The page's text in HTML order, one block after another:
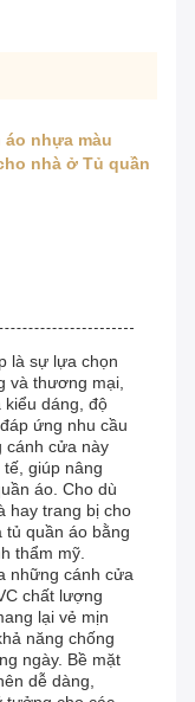
áo nhựa màu
nhà ở Tủ quần
là sự lựa chọn
và thương mại,
dáng, độ
ứng nhu cầu
cánh cửa này
giúp nâng
áo. Cho dù
hay trang bị cho
quần áo bằng
thẩm mỹ.
những cánh cửa
chất lượng
lại vẻ mịn
năng chống
ngày. Bề mặt
dễ dàng,